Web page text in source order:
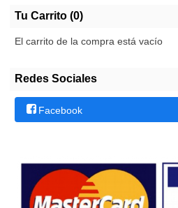
Tu Carrito (0)
El carrito de la compra está vacío
Redes Sociales
Facebook